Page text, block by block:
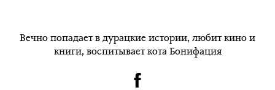
Вечно попадает в дурацкие истории, любит кино и
книги, воспитывает кота Бонифация